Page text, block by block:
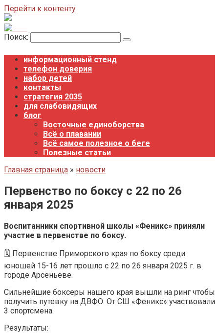
Перейти к контенту
Поиск:
информационный стенд
телефон доверия
набор детей
контакты
стратегия 2035
для слабовидящих
блог
Восточные единоборства
Всё о плавании
Всё самое полезное о беге
Полезные статьи
Главная страница » новости
Первенство по боксу с 22 по 26
января 2025
Воспитанники спортивной школы «Феникс» приняли
участие в первенстве по боксу.
🗓️ Первенстве Приморского края по боксу среди
юношей 15-16 лет прошло с 22 по 26 января 2025 г. в
городе Арсеньеве.
Сильнейшие боксеры нашего края вышли на ринг чтобы
получить путевку на ДВФО. От СШ «Феникс» участвовали
3 спортсмена.
Результаты: